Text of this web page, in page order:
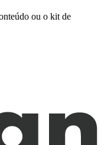
ou o kit de